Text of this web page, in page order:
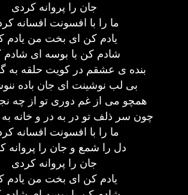
جان را پروانه کردی
ما را با افسونت افسانه
یادم کن ای بخت من یادم
شادم کن با بوسه ای شادم
بنده ی عشقم در کویت حلقه به
بی لب نوشینت ای جان باده
همچو می از غم دوری تو از چه
چون سر ذلف تو در به در و خانه
ما را با افسونت افسانه
دل را شمع و جان را پروانه
جان را پروانه کردی
یادم کن ای بخت من یادم